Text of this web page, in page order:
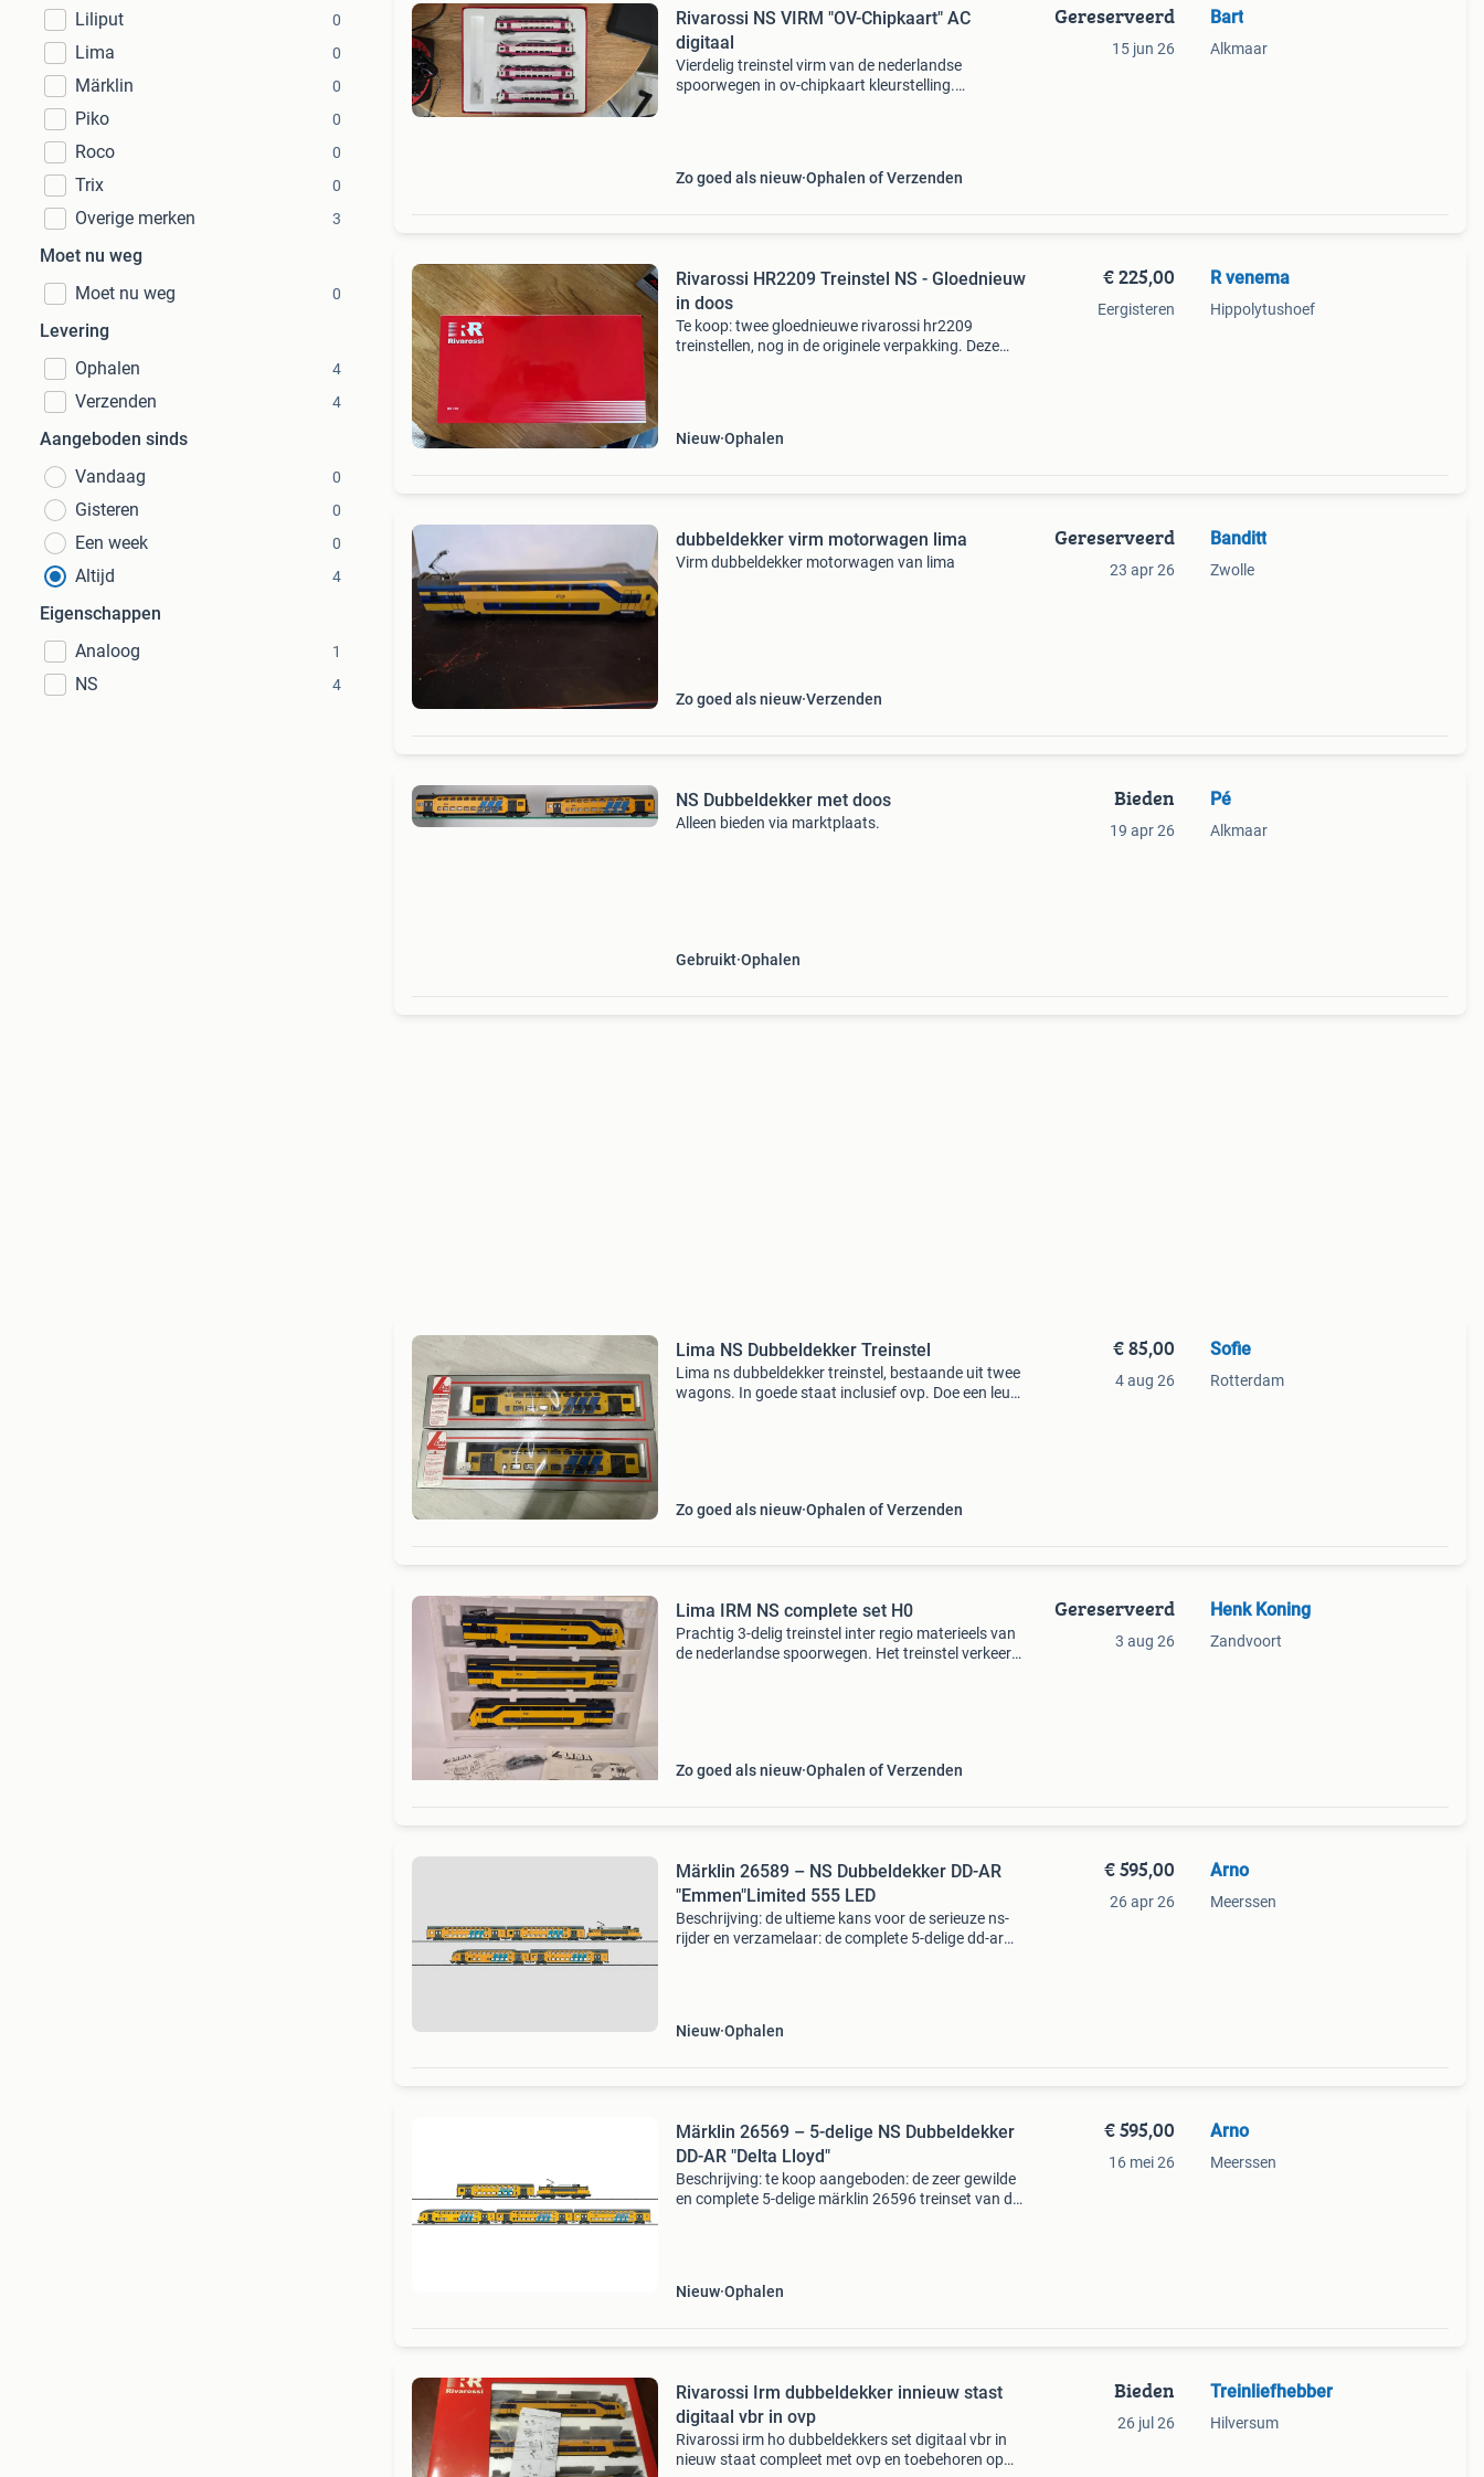
Liliput 0
Lima 0
Märklin 0
Piko 0
Roco 0
Trix 0
Overige merken 3
Moet nu weg
Moet nu weg
0
Levering
Ophalen
4
Verzenden 4
Aangeboden sinds
Vandaag
0
Gisteren 0
Een week 0
Altijd 4
Eigenschappen
Analoog
1
NS 4
Rivarossi NS VIRM "OV-Chipkaart" AC
digitaal
Vierdelig treinstel virm van de nederlandse
spoorwegen in ov-chipkaart kleurstelling.
Zo goed als nieuw Ophalen of Verzenden
Gereserveerd
15 jun 26
Bart
Alkmaar
Rivarossi HR2209 Treinstel NS - Gloednieuw
in doos
Te koop: twee gloednieuwe rivarossi hr2209
treinstellen, nog in de originele verpakking. Deze
Nieuw Ophalen
€ 225,00
Eergisteren
R venema
Hippolytushoef
dubbeldekker virm motorwagen lima
Virm dubbeldekker motorwagen van lima
Zo goed als nieuw Verzenden
Gereserveerd
23 apr 26
Banditt
Zwolle
NS Dubbeldekker met doos
Alleen bieden via marktplaats.
Gebruikt Ophalen
Bieden
19 apr 26
Pé
Alkmaar
Lima NS Dubbeldekker Treinstel
Lima ns dubbeldekker treinstel, bestaande uit twee
wagons. In goede staat inclusief ovp. Doe een leuk
Zo goed als nieuw Ophalen of Verzenden
€ 85,00
4 aug 26
Sofie
Rotterdam
Lima IRM NS complete set H0
Prachtig 3-delig treinstel inter regio materieels van
de nederlandse spoorwegen. Het treinstel verkeert
Zo goed als nieuw Ophalen of Verzenden
Gereserveerd
3 aug 26
Henk Koning
Zandvoort
Märklin 26589 – NS Dubbeldekker DD-AR
"Emmen"Limited 555 LED
Beschrijving: de ultieme kans voor de serieuze ns-
rijder en verzamelaar: de complete 5-delige dd-ar
Nieuw Ophalen
€ 595,00
26 apr 26
Arno
Meerssen
Märklin 26569 – 5-delige NS Dubbeldekker
DD-AR "Delta Lloyd"
Beschrijving: te koop aangeboden: de zeer gewilde
en complete 5-delige märklin 26596 treinset van de
Nieuw Ophalen
€ 595,00
16 mei 26
Arno
Meerssen
Rivarossi Irm dubbeldekker innieuw stast
digitaal vbr in ovp
Rivarossi irm ho dubbeldekkers set digitaal vbr in
nieuw staat compleet met ovp en toebehoren op
Bieden
26 jul 26
Treinliefhebber
Hilversum